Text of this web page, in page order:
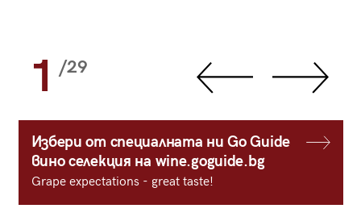
1 /29
Избери от специалната ни Go Guide
вино селекция на wine.goguide.bg
Grape expectations - great taste!